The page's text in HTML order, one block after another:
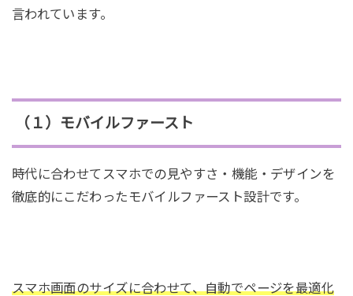
言われています。
（１）モバイルファースト
時代に合わせてスマホでの見やすさ・機能・デザインを
徹底的にこだわったモバイルファースト設計です。
スマホ画面のサイズに合わせて、自動でページを最適化